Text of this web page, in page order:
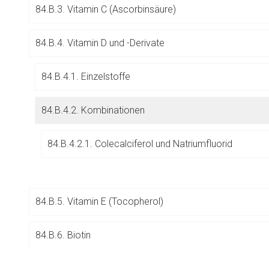
84.B.3. Vitamin C (Ascorbinsäure)
84.B.4. Vitamin D und -Derivate
84.B.4.1. Einzelstoffe
84.B.4.2. Kombinationen
84.B.4.2.1. Colecalciferol und Natriumfluorid
84.B.5. Vitamin E (Tocopherol)
84.B.6. Biotin
Betreiber